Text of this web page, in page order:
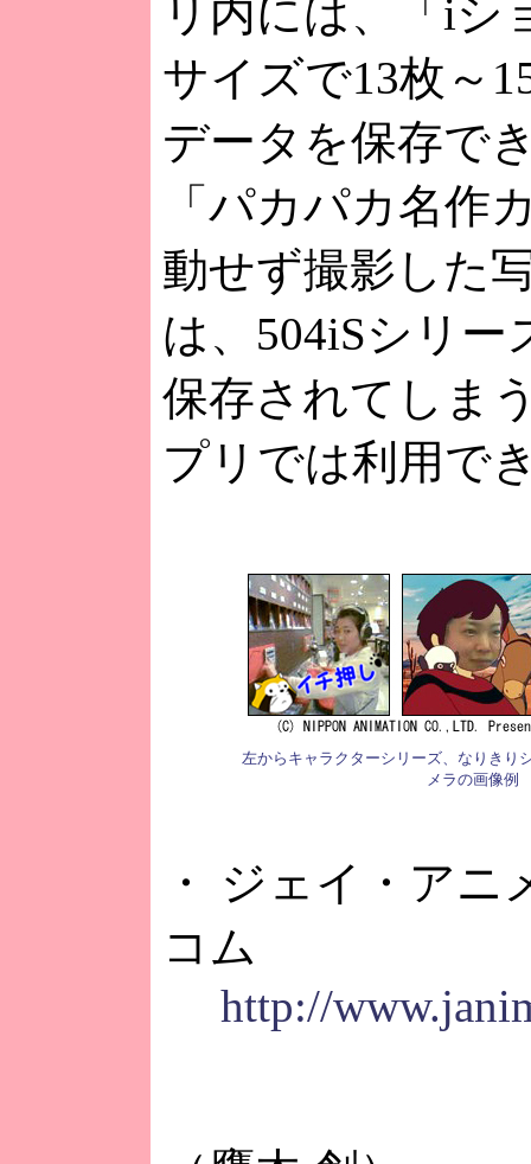
リ内には、「iシ
サイズで13枚～
データを保存で
「パカパカ名作
動せず撮影した
は、504iSシリー
保存されてしま
プリでは利用で
左からキャラクターシリーズ、なりきり
メラの画像例
・ ジェイ・アニ
コム
http://